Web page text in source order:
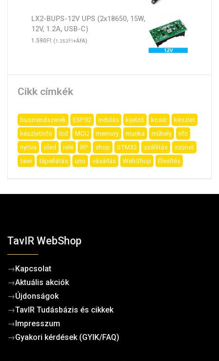
LX2-BUPS-12V UPS (2x18650, 15W,
12V, 1.2A, USB-C)
1.590Ft (1.252Ft+ÁFA)
Cikk címkék
buszrendszerek ESP32 indulás kijelző kosár
készlet
készletinfo
lcd MCU memory munka műhely
nfc
nyitva
oled relé RP shop STM32 szállítás
szünet
tavir
tápellátás uno vásárlás WebShop Élesítés
TavIR WebShop
→Kapcsolat
→Aktuális akciók
→Újdonságok
→TavIR Tudásbázis és cikkek
→Impresszum
→Gyakori kérdések (GYIK/FAQ)